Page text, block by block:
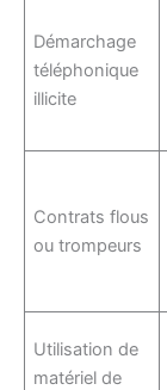
Démarchage
téléphonique
illicite
Contrats flous
ou trompeurs
Utilisation de
matériel de